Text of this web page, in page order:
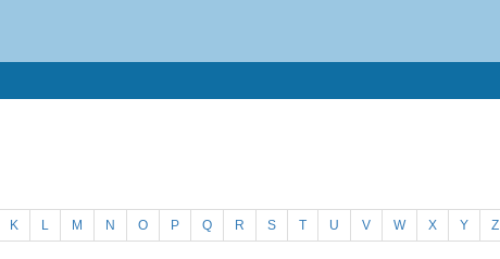
K L M N O P Q R S T U V W X Y Z